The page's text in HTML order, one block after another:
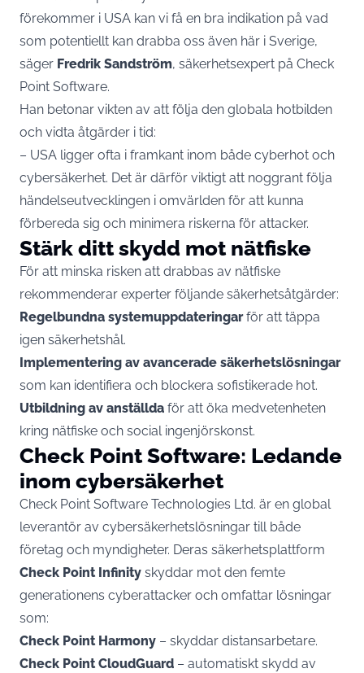
förekommer i USA kan vi få en bra indikation på vad
som potentiellt kan drabba oss även här i Sverige,
säger Fredrik Sandström, säkerhetsexpert på Check
Point Software.
Han betonar vikten av att följa den globala hotbilden
och vidta åtgärder i tid:
– USA ligger ofta i framkant inom både cyberhot och
cybersäkerhet. Det är därför viktigt att noggrant följa
händelseutvecklingen i omvärlden för att kunna
förbereda sig och minimera riskerna för attacker.
Stärk ditt skydd mot nätfiske
För att minska risken att drabbas av nätfiske
rekommenderar experter följande säkerhetsåtgärder:
Regelbundna systemuppdateringarför att täppa
igen säkerhetshål.
Implementering av avancerade säkerhetslösningar
som kan identifiera och blockera sofistikerade hot.
Utbildning av anställda för att öka medvetenheten
kring nätfiske och social ingenjörskonst.
Check Point Software: Ledande
inom cybersäkerhet
Check Point Software Technologies Ltd. är en global
leverantör av cybersäkerhetslösningar till både
företag och myndigheter. Deras säkerhetsplattform
Check Point Infinity skyddar mot den femte
generationens cyberattacker och omfattar lösningar
som:
Check Point Harmony – skyddar distansarbetare.
Check Point CloudGuard – automatiskt skydd av